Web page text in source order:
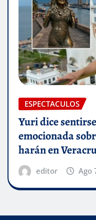
ESPECTACULOS
Yuri dice
emocionada
harán en
editor Ago